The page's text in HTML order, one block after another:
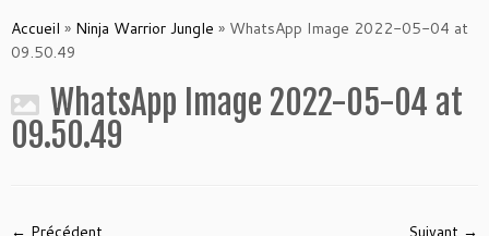
to
content
Accueil » Ninja Warrior Jungle » WhatsApp Image 2022-05-04 at
09.50.49
WhatsApp Image 2022-05-04 at
09.50.49
← Précédent Suivant →